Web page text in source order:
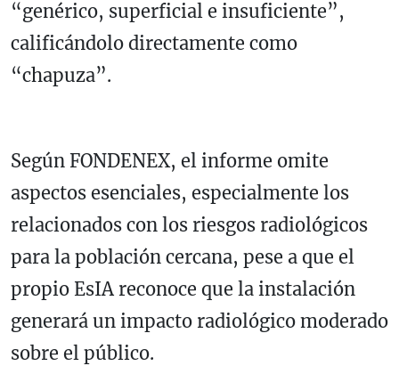
“genérico, superficial e insuficiente”,
calificándolo directamente como
“chapuza”.
Según FONDENEX, el informe omite
aspectos esenciales, especialmente los
relacionados con los riesgos radiológicos
para la población cercana, pese a que el
propio EsIA reconoce que la instalación
generará un impacto radiológico moderado
sobre el público.